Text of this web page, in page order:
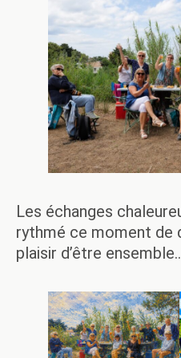
Les échanges
rythmé ce moment de
plaisir d’être